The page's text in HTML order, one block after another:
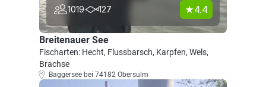
1019 127 4.4
Breitenauer See
Fischarten: Hecht, Flussbarsch, Karpfen, Wels,
Brachse
Baggersee bei 74182 Obersulm